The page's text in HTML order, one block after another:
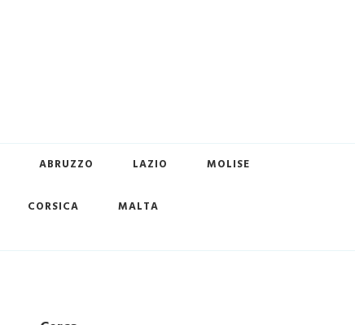
ABRUZZO LAZIO MOLISE
CORSICA MALTA